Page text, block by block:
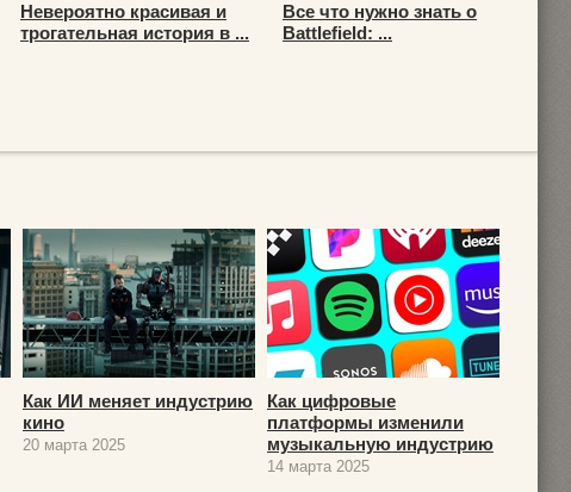
Невероятно красивая и
трогательная история в ...
Все что нужно знать о
Battlefield: ...
Как ИИ меняет индустрию
кино
20 марта 2025
Как цифровые
платформы изменили
музыкальную индустрию
14 марта 2025